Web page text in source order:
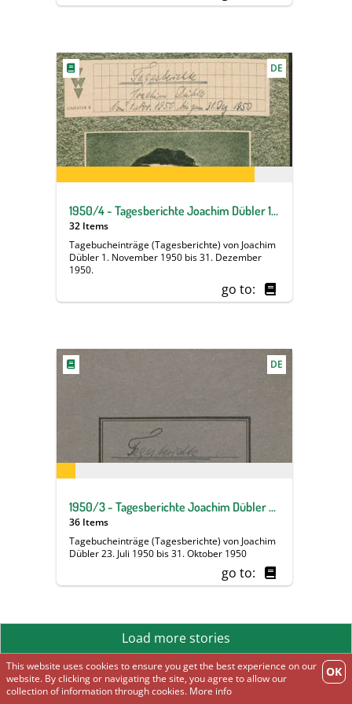
OK
This website uses cookies to ensure you get the best experience on our
website. By clicking or navigating the site, you agree to allow our
collection of information through cookies. More info
DE
1950/4 - Tagesberichte Joachim Dübler 1. November 1950 bis 31. Dezember 1950
32 Items
Tagebucheinträge (Tagesberichte) von Joachim
Dübler 1. November 1950 bis 31. Dezember
1950.
go to:
DE
1950/3 - Tagesberichte Joachim Dübler 23. Juli 1950 bis 31. Oktober 1950
36 Items
Tagebucheinträge (Tagesberichte) von Joachim
Dübler 23. Juli 1950 bis 31. Oktober 1950
go to:
Load more stories